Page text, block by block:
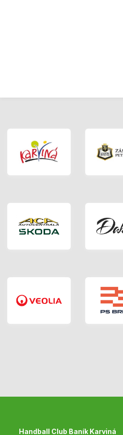
Handball Club Baník Karviná